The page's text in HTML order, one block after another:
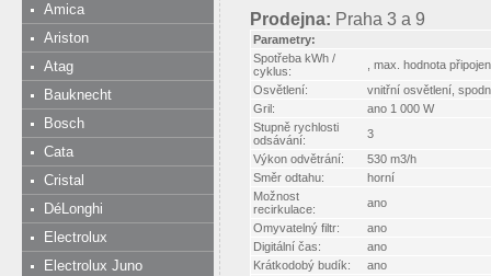
Amica
Ariston
Atag
Bauknecht
Bosch
Cata
Cristal
DéLonghi
Electrolux
Electrolux Juno
Prodejna: Praha 3 a 9
Parametry:
Spotřeba kWh /
cyklus:
, max. hodnota
Osvětlení:
vnitřní osvětlení,
Gril:
ano 1 000 W
Stupně rychlosti
odsávání:
3
Výkon odvětrání:
530 m3/h
Směr odtahu:
horní
Možnost
recirkulace:
ano
Omyvatelný filtr:
ano
Digitální čas:
ano
Krátkodobý budík:
ano